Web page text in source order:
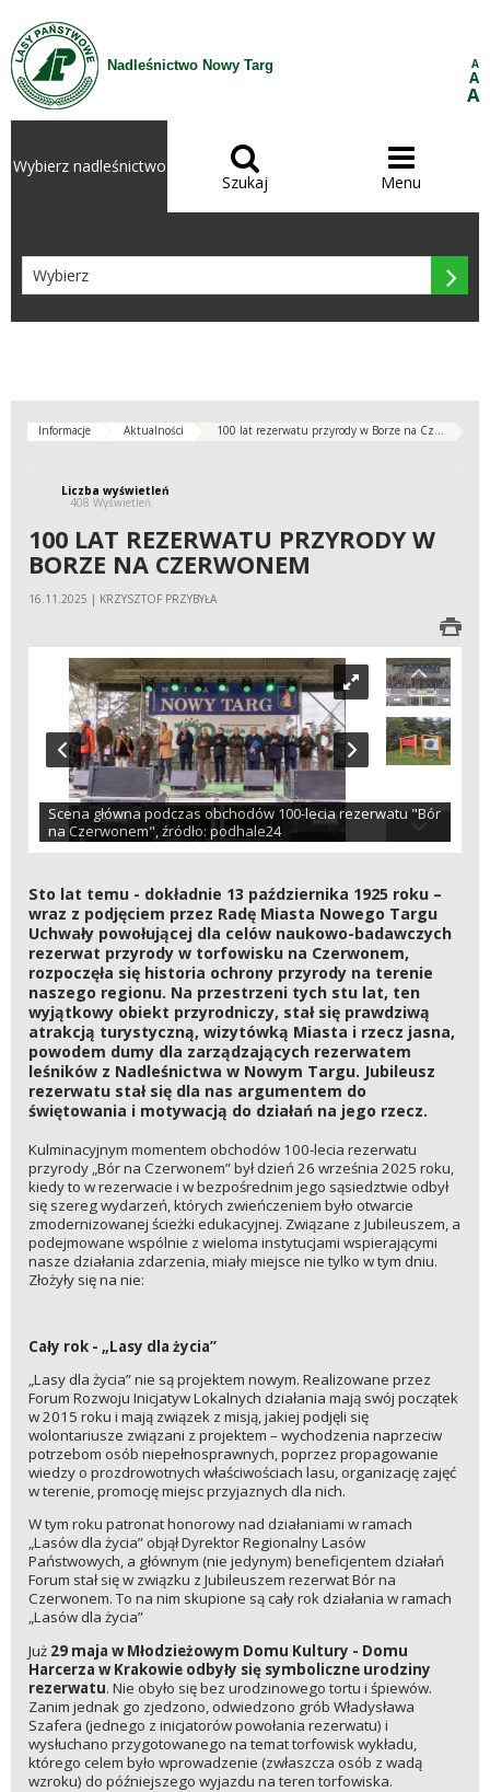
Przejdź do treści
Nadleśnictwo Nowy Targ A
A
A
Wybierz nadleśnictwo 
Szukaj

Menu

Informacje Aktualności 100 lat rezerwatu przyrody w Borze na Cz...
Liczba wyświetleń
408 Wyświetleń
100 LAT REZERWATU PRZYRODY W
BORZE NA CZERWONEM
16.11.2025 | KRZYSZTOF PRZYBYŁA
Scena główna podczas obchodów 100-lecia rezerwatu "Bór
na Czerwonem", źródło: podhale24
Sto lat temu - dokładnie 13 października 1925 roku –
wraz z podjęciem przez Radę Miasta Nowego Targu
Uchwały powołującej dla celów naukowo-badawczych
rezerwat przyrody w torfowisku na Czerwonem,
rozpoczęła się historia ochrony przyrody na terenie
naszego regionu. Na przestrzeni tych stu lat, ten
wyjątkowy obiekt przyrodniczy, stał się prawdziwą
atrakcją turystyczną, wizytówką Miasta i rzecz jasna,
powodem dumy dla zarządzających rezerwatem
leśników z Nadleśnictwa w Nowym Targu. Jubileusz
rezerwatu stał się dla nas argumentem do
świętowania i motywacją do działań na jego rzecz.
Kulminacyjnym momentem obchodów 100-lecia rezerwatu
przyrody „Bór na Czerwonem” był dzień 26 września 2025 roku,
kiedy to w rezerwacie i w bezpośrednim jego sąsiedztwie odbył
się szereg wydarzeń, których zwieńczeniem było otwarcie
zmodernizowanej ścieżki edukacyjnej. Związane z Jubileuszem, a
podejmowane wspólnie z wieloma instytucjami wspierającymi
nasze działania zdarzenia, miały miejsce nie tylko w tym dniu.
Złożyły się na nie:
Cały rok - „Lasy dla życia”
„Lasy dla życia” nie są projektem nowym. Realizowane przez
Forum Rozwoju Inicjatyw Lokalnych działania mają swój początek
w 2015 roku i mają związek z misją, jakiej podjęli się
wolontariusze związani z projektem – wychodzenia naprzeciw
potrzebom osób niepełnosprawnych, poprzez propagowanie
wiedzy o prozdrowotnych właściwościach lasu, organizację zajęć
w terenie, promocję miejsc przyjaznych dla nich.
W tym roku patronat honorowy nad działaniami w ramach
„Lasów dla życia” objął Dyrektor Regionalny Lasów
Państwowych, a głównym (nie jedynym) beneficjentem działań
Forum stał się w związku z Jubileuszem rezerwat Bór na
Czerwonem. To na nim skupione są cały rok działania w ramach
„Lasów dla życia”
Już 29 maja w Młodzieżowym Domu Kultury - Domu
Harcerza w Krakowie odbyły się symboliczne urodziny
rezerwatu. Nie obyło się bez urodzinowego tortu i śpiewów.
Zanim jednak go zjedzono, odwiedzono grób Władysława
Szafera (jednego z inicjatorów powołania rezerwatu) i
wysłuchano przygotowanego na temat torfowisk wykładu,
którego celem było wprowadzenie (zwłaszcza osób z wadą
wzroku) do późniejszego wyjazdu na teren torfowiska.